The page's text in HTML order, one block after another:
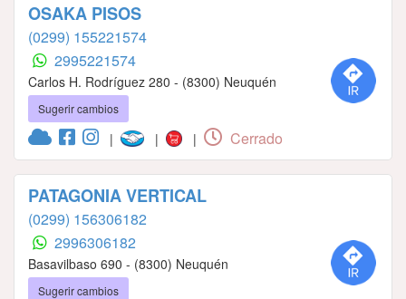
OSAKA PISOS
(0299) 155221574
2995221574
Carlos H. Rodríguez 280 - (8300) Neuquén
Sugerir cambios
| | | Cerrado
PATAGONIA VERTICAL
(0299) 156306182
2996306182
Basavilbaso 690 - (8300) Neuquén
Sugerir cambios